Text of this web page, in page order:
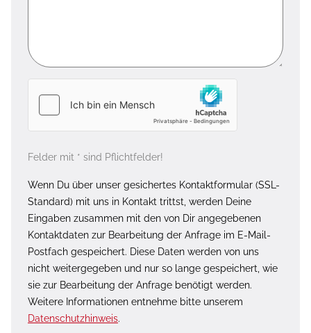
Felder mit * sind Pflichtfelder!
Wenn Du über unser gesichertes Kontaktformular (SSL-
Standard) mit uns in Kontakt trittst, werden Deine
Eingaben zusammen mit den von Dir angegebenen
Kontaktdaten zur Bearbeitung der Anfrage im E-Mail-
Postfach gespeichert. Diese Daten werden von uns
nicht weitergegeben und nur so lange gespeichert, wie
sie zur Bearbeitung der Anfrage benötigt werden.
Weitere Informationen entnehme bitte unserem
Datenschutzhinweis.